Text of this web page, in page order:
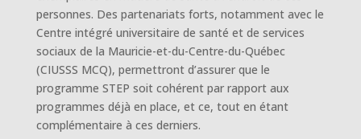
personnes. Des partenariats forts, notamment avec le
Centre intégré universitaire de santé et de services
sociaux de la Mauricie-et-du-Centre-du-Québec
(CIUSSS MCQ), permettront d’assurer que le
programme STEP soit cohérent par rapport aux
programmes déjà en place, et ce, tout en étant
complémentaire à ces derniers.